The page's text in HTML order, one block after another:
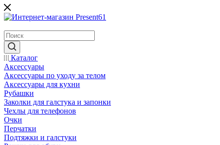
Каталог
Аксессуары
Аксессуары по уходу за телом
Аксессуары для кухни
Рубашки
Заколки для галстука и запонки
Чехлы для телефонов
Очки
Перчатки
Подтяжки и галстуки